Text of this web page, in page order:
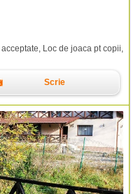
Loc de joaca pt copii,
Scrie